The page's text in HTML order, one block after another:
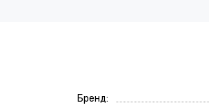
Бренд